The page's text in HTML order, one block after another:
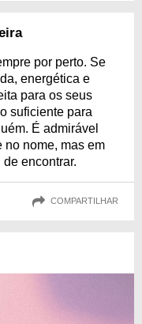
por perto. Se
energética e
para os seus
suficiente para
É admirável
no nome, mas em
encontrar.
COMPARTILHAR